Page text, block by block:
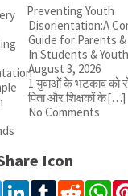
Preventing Youth
Disorientation:A
Guide for Parents
In Students &
August 3, 2026
1.युवाओं के भटकाव को
पिता और शिक्षकों के[…]
No Comments
Icon